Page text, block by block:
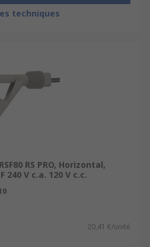
techniques
RS PRO, Horizontal,
V c.a. 120 V c.c.
20,41 €/unité